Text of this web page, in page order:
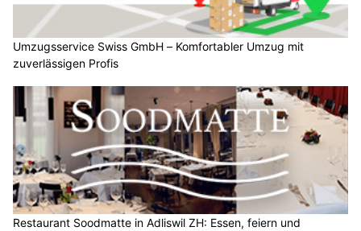
Umzugsservice Swiss GmbH – Komfortabler Umzug mit
zuverlässigen Profis
Restaurant Soodmatte in Adliswil ZH: Essen, feiern und